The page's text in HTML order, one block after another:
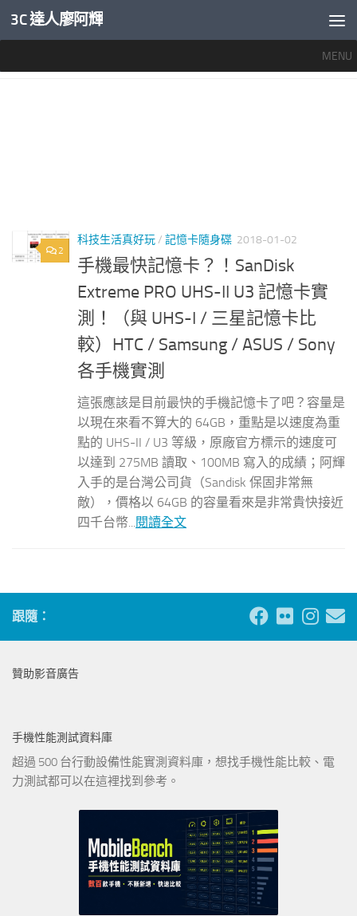
內文下方
3C 達人廖阿輝
MENU
2
科技生活真好玩/ 記憶卡隨身碟 2018-01-02
手機最快記憶卡？！SanDisk
Extreme PRO UHS-II U3 記憶卡實
測！（與 UHS-I / 三星記憶卡比
較）HTC / Samsung / ASUS / Sony
各手機實測
這張應該是目前最快的手機記憶卡了吧？容量是
以現在來看不算大的 64GB，重點是以速度為重
點的 UHS-II / U3 等級，原廠官方標示的速度可
以達到 275MB 讀取、100MB 寫入的成績；阿輝
入手的是台灣公司貨（Sandisk 保固非常無
敵），價格以 64GB 的容量看來是非常貴快接近
四千台幣...閱讀全文
跟隨：
贊助影音廣告
手機性能測試資料庫
超過 500 台行動設備性能實測資料庫，想找手機性能比較、電
力測試都可以在這裡找到參考。